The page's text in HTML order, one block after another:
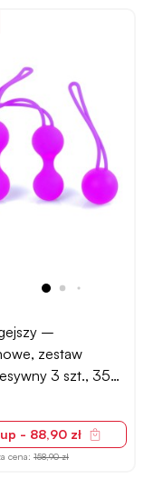
–
zestaw
3 szt., 35–
Kup - 88,90 zł
cena: 158,90 zł